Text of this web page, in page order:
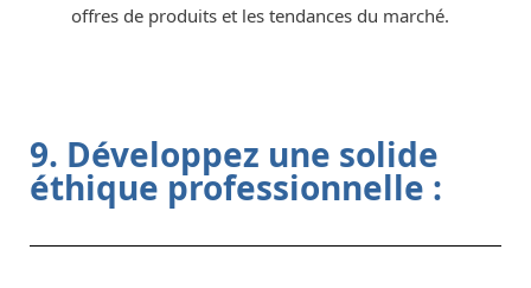
offres de produits et les tendances du marché.
9. Développez une solide
éthique professionnelle :